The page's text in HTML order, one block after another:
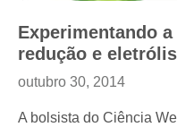
Experimentando
redução e
outubro 30, 2014
A bolsista do Ciência